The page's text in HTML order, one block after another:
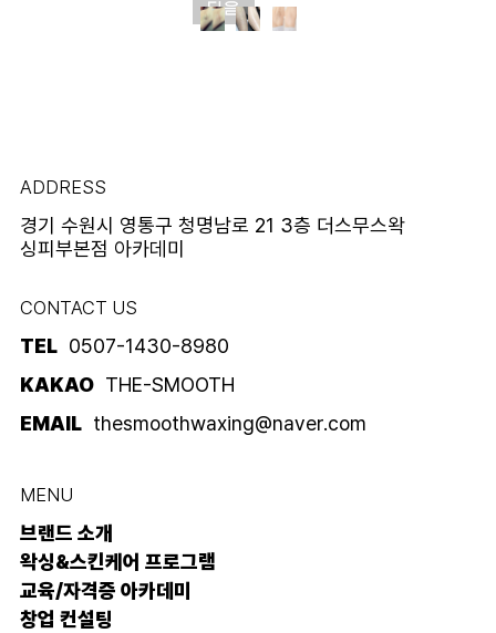
ADDRESS
경기 수원시 영통구 청명남로 21 3층 더스무스왁
싱피부본점 아카데미
CONTACT US
TEL 0507-1430-8980
KAKAO THE-SMOOTH
EMAIL thesmoothwaxing@naver.com
MENU
브랜드 소개
왁싱&스킨케어 프로그램
교육/자격증 아카데미
창업 컨설팅